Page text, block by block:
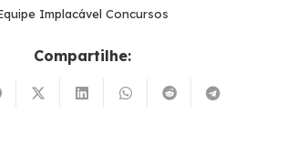
Implacável Concursos
Compartilhe: